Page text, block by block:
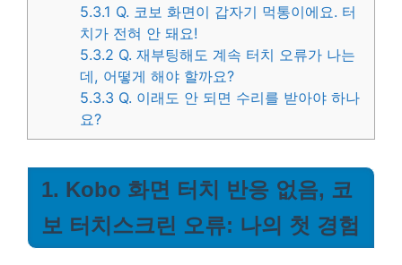
5.3.1 Q. 코보 화면이 갑자기 먹통이에요. 터
치가 전혀 안 돼요!
5.3.2 Q. 재부팅해도 계속 터치 오류가 나는
데, 어떻게 해야 할까요?
5.3.3 Q. 이래도 안 되면 수리를 받아야 하나
요?
1. Kobo 화면 터치 반응 없음, 코
보 터치스크린 오류: 나의 첫 경험